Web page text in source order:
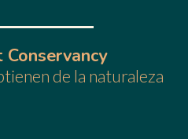
Conservancy
de la naturaleza